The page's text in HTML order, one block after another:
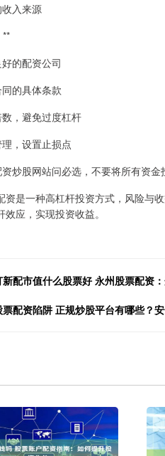
入来源
**
的配资公司
的具体条款
，避免过度杠杆
，设置止损点
炒股网站问必选，不要将所有资金
资是一种高杠杆投资方式，风险与
效应，实现投资收益。
新配市值什么股票好 永州股票配资
票配资陷阱 正规炒股平台有哪些？